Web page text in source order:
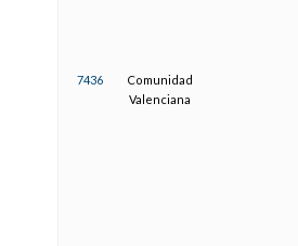
7436
Comunidad
Valenciana